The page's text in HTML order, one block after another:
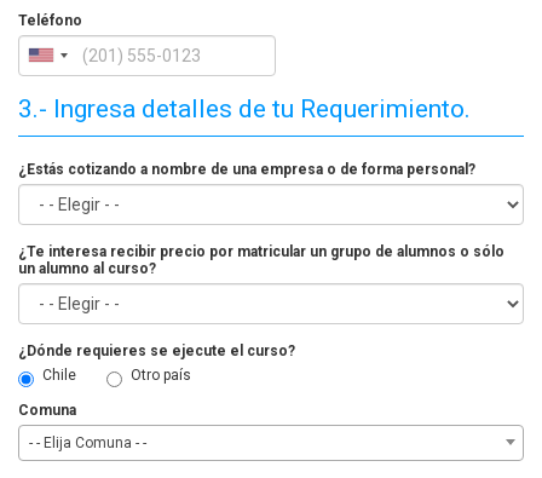
Teléfono
3.- Ingresa detalles de tu Requerimiento.
¿Estás cotizando a nombre de una empresa o de forma personal?
¿Te interesa recibir precio por matricular un grupo de alumnos o sólo
un alumno al curso?
¿Dónde requieres se ejecute el curso?
Chile
Otro país
Comuna
- - Elija Comuna - -